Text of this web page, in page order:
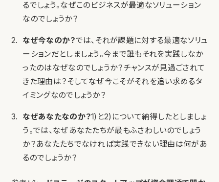
るでしょう。なぜこのビジネスが最適なソリューション
なのでしょうか？
なぜ今なのか？では、それが課題に対する最適なソリュ
ーションだとしましょう。今まで誰もそれを実践しなか
ったのはなぜなのでしょうか？チャンスが見過ごされて
きた理由は？そしてなぜ今こそがそれを追い求めるタ
イミングなのでしょうか？
なぜあなたなのか？1)と2)について納得したとしましょ
う。では、なぜあなたたちが最もふさわしいのでしょう
か？あなたたちでなければ実践できない理由は何があ
るのでしょうか？